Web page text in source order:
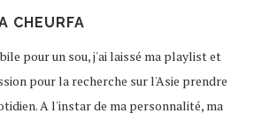
CHEURFA
pour un sou, j'ai laissé ma playlist et
pour la recherche sur l'Asie prendre
A l'instar de ma personnalité, ma